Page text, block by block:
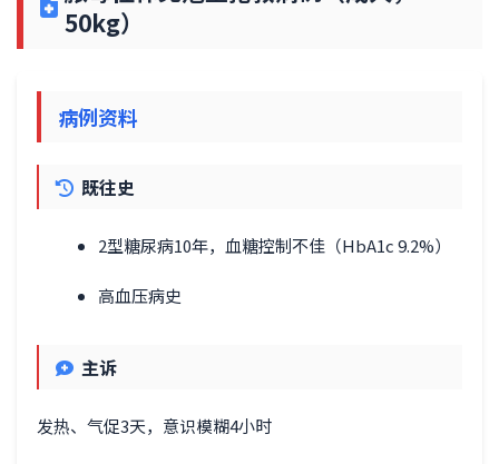
50kg）
病例资料
既往史
2型糖尿病10年，血糖控制不佳（HbA1c 9.2%）
高血压病史
主诉
发热、气促3天，意识模糊4小时